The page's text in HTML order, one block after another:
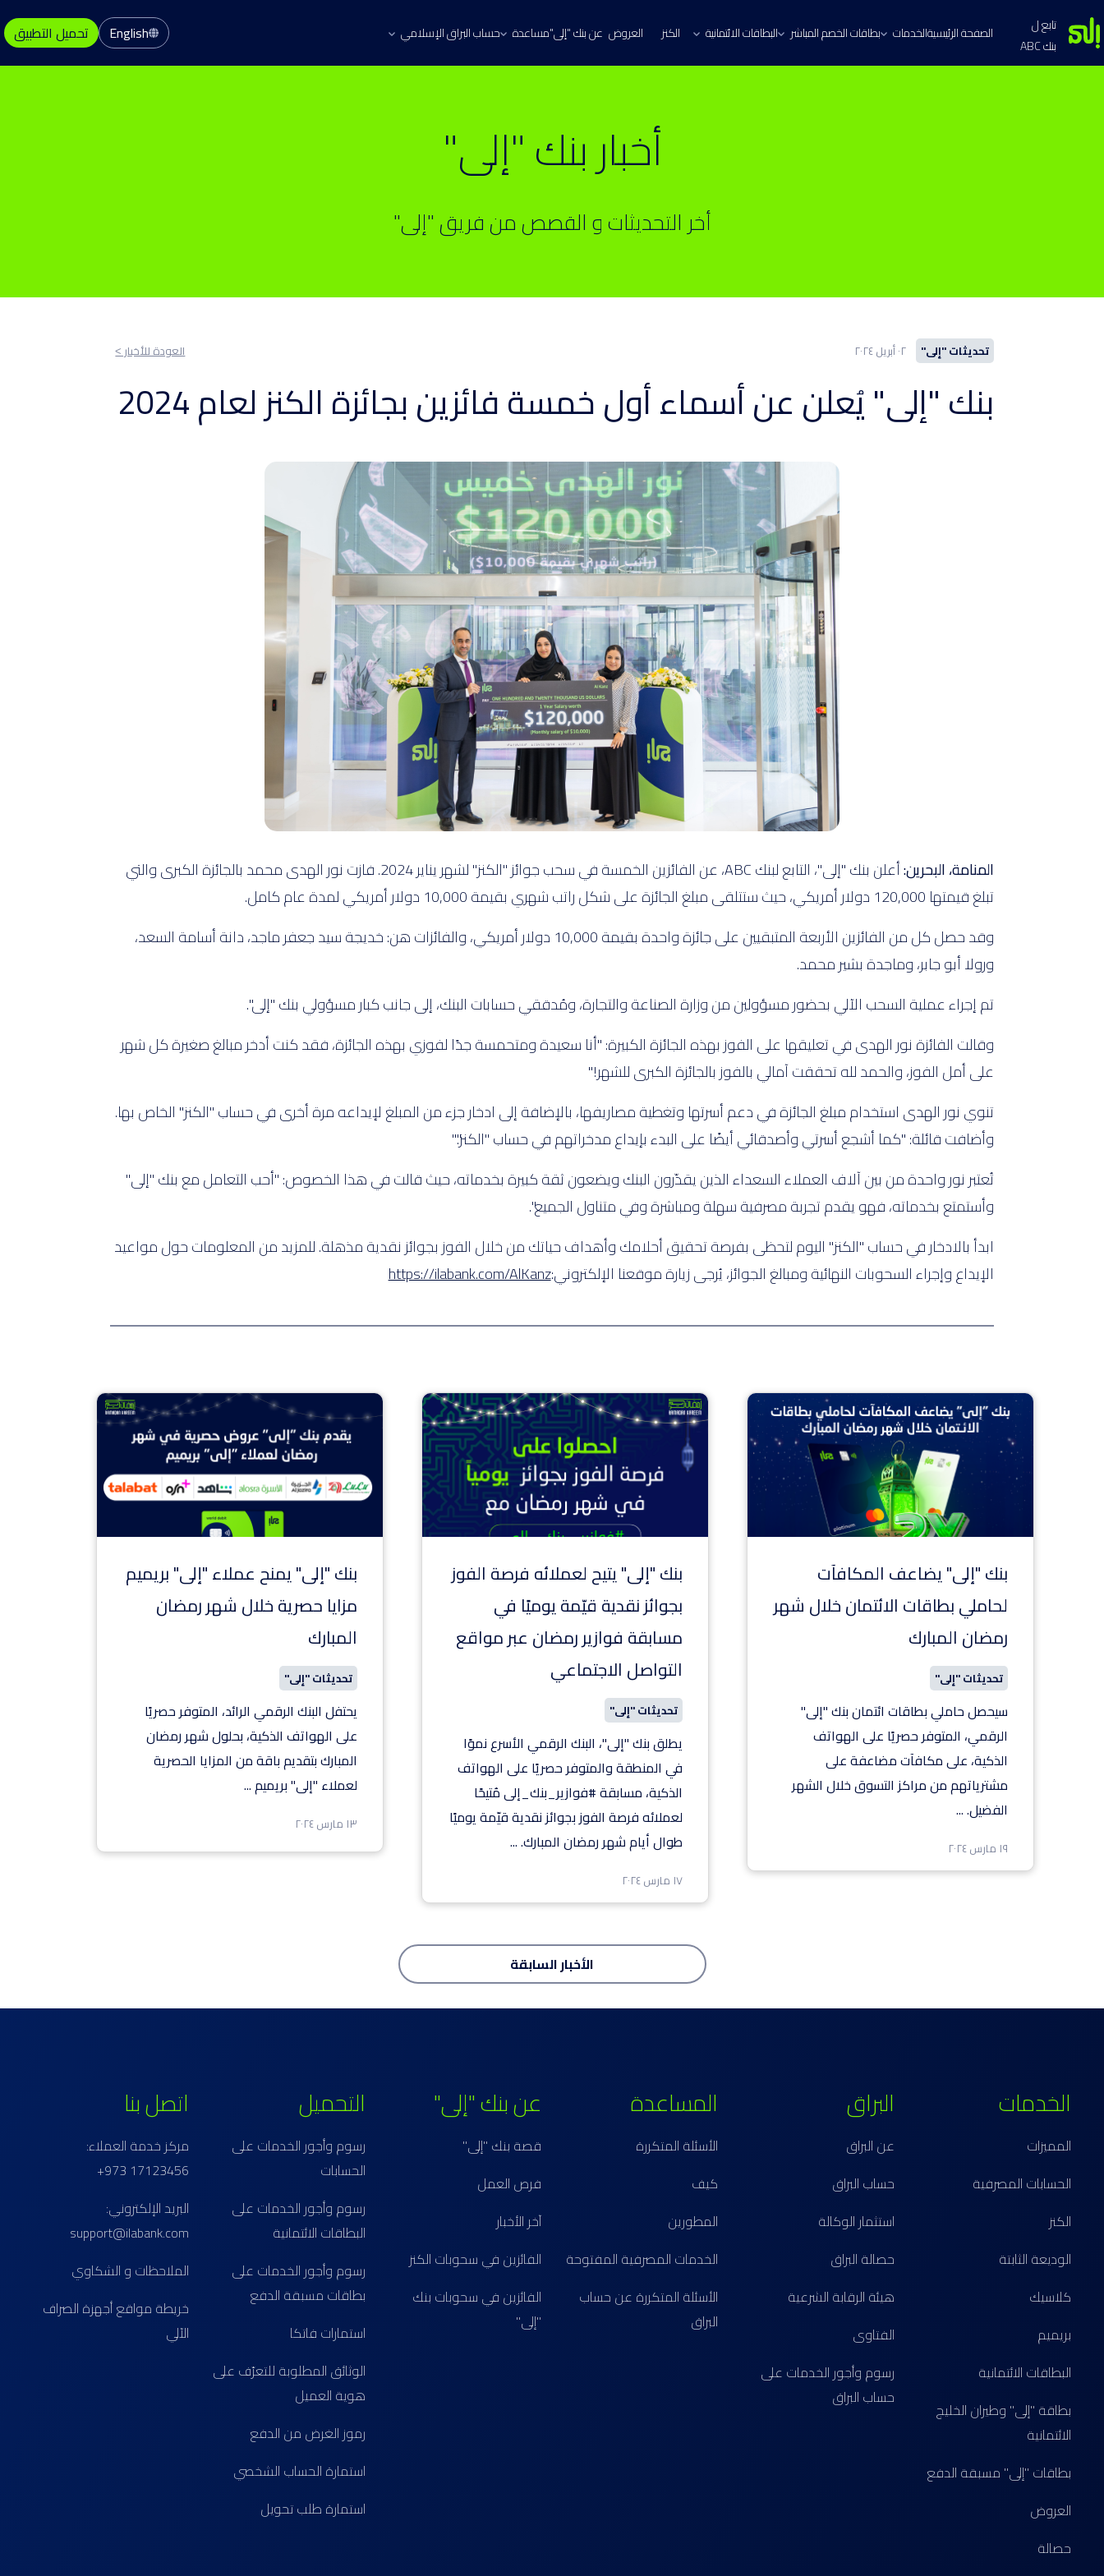
تابع ل
بنك ABC
الصفحة الرئيسيةالخدمات بطاقات الخصم المباشر البطاقات الائتمانية الكنز العروض عن بنك "إلى"مساعدة حساب البراق الإسلامي English تحميل التطبيق
أخبار بنك "إلى"
أخر التحديثات و القصص من فريق "إلى"
تحديثات "إلى" ٠٢ أبريل ٢٠٢٤ العودة للأخبار ˂
بنك "إلى" يُعلن عن أسماء أول خمسة فائزين بجائزة الكنز لعام 2024
المنامة، البحرين:
أعلن بنك "إلى"، التابع لبنك ABC، عن الفائزين الخمسة في سحب جوائز "الكنز" لشهر يناير 2024. فازت نور الهدى محمد بالجائزة الكبرى والتي
تبلغ قيمتها 120,000 دولار أمريكي، حيث ستتلقى مبلغ الجائزة على شكل راتب شهري بقيمة 10,000 دولار أمريكي لمدة عام كامل.
وقد حصل كل من الفائزين الأربعة المتبقيين على جائزة واحدة بقيمة 10,000 دولار أمريكي، والفائزات هن: خديجة سيد جعفر ماجد، دانة أسامة السعد،
ورولا أبو جابر، وماجدة بشير محمد.
تم إجراء عملية السحب الآلي بحضور مسؤولين من وزارة الصناعة والتجارة، ومُدققي حسابات البنك، إلى جانب كبار مسؤولي بنك "إلى".
وقالت الفائزة نور الهدى في تعليقها على الفوز بهذه الجائزة الكبيرة: "أنا سعيدة ومتحمسة جدًا لفوزي بهذه الجائزة، فقد كنت أدخر مبالغ صغيرة كل شهر
على أمل الفوز، والحمد لله تحققت آمالي بالفوز بالجائزة الكبرى للشهر!"
تنوي نور الهدى استخدام مبلغ الجائزة في دعم أسرتها وتغطية مصاريفها، بالإضافة إلى ادخار جزء من المبلغ لإيداعه مرة أخرى في حساب "الكنز" الخاص بها.
وأضافت قائلة: "كما أشجع أسرتي وأصدقائي أيضًا على البدء بإيداع مدخراتهم في حساب "الكنز"."
تُعتبر نور واحدة من بين آلاف العملاء السعداء الذين يقدّرون البنك ويضعون ثقة كبيرة بخدماته، حيث قالت في هذا الخصوص: "أحب التعامل مع بنك "إلى"
وأستمتع بخدماته، فهو يقدم تجربة مصرفية سهلة ومباشرة وفي متناول الجميع".
ابدأ بالادخار في حساب "الكنز" اليوم لتحظى بفرصة تحقيق أحلامك وأهداف حياتك من خلال الفوز بجوائز نقدية مذهلة. للمزيد من المعلومات حول مواعيد
الإيداع وإجراء السحوبات النهائية ومبالغ الجوائز، يُرجى زيارة موقعنا الإلكتروني:https://ilabank.com/AlKanz
بنك "إلى" يضاعف المكافآت
لحاملي بطاقات الائتمان خلال شهر
رمضان المبارك
تحديثات "إلى"
سيحصل حاملي بطاقات ائتمان بنك "إلى"
الرقمي، المتوفر حصريًا على الهواتف
الذكية، على مكافآت مضاعفة على
مشترياتهم من مراكز التسوق خلال الشهر
الفضيل....
١٩ مارس ٢٠٢٤
بنك "إلى" يتيح لعملائه فرصة الفوز
بجوائز نقدية قيّمة يوميًا في
مسابقة فوازير رمضان عبر مواقع
التواصل الاجتماعي
تحديثات "إلى"
يطلق بنك "إلى"، البنك الرقمي الأسرع نموًا
في المنطقة والمتوفر حصريًا على الهواتف
الذكية، مسابقة #فوازير_بنك_إلى مُتيحًا
لعملائه فرصة الفوز بجوائز نقدية قيّمة يوميًا
طوال أيام شهر رمضان المبارك....
١٧ مارس ٢٠٢٤
بنك "إلى" يمنح عملاء "إلى" بريميم
مزايا حصرية خلال شهر رمضان
المبارك
تحديثات "إلى"
يحتفل البنك الرقمي الرائد، المتوفر حصريًا
على الهواتف الذكية، بحلول شهر رمضان
المبارك بتقديم باقة من المزايا الحصرية
لعملاء "إلى" بريميم...
١٣ مارس ٢٠٢٤
الأخبارالسابقة
الخدمات
المميزات
الحسابات المصرفية
الكنز
الوديعة الثابتة
كلاسيك
بريميم
البطاقات الائتمانية
بطاقة "إلى" وطيران الخليج
الائتمانية
بطاقات "إلى" مسبقة الدفع
العروض
حصالة
البراق
عن البراق
حساب البراق
استثمار الوكالة
حصالة البراق
هيئة الرقابة الشرعية
الفتاوى
رسوم وأجور الخدمات على
حساب البراق
المساعدة
الأسئلة المتكررة
كيف
المطورين
الخدمات المصرفية المفتوحة
الأسئلة المتكررة عن حساب
البراق
عن بنك "إلى"
قصة بنك "إلى"
فرص العمل
آخر الأخبار
الفائزين في سحوبات الكنز
الفائزين في سحوبات بنك
"إلى"
التحميل
رسوم وأجور الخدمات على
الحسابات
رسوم وأجور الخدمات على
البطاقات الائتمانية
رسوم وأجور الخدمات على
بطاقات مسبقة الدفع
استمارات فاتكا
الوثائق المطلوبة للتعرّف على
هوية العميل
رموز الغرض من الدفع
استمارة الحساب الشخصي
استمارة طلب تحويل
اتصل بنا
مركز خدمة العملاء:
17123456 973+
البريد الإلكتروني:
support@ilabank.com
الملاحظات و الشكاوي
خريطة مواقع أجهزة الصراف
الآلي